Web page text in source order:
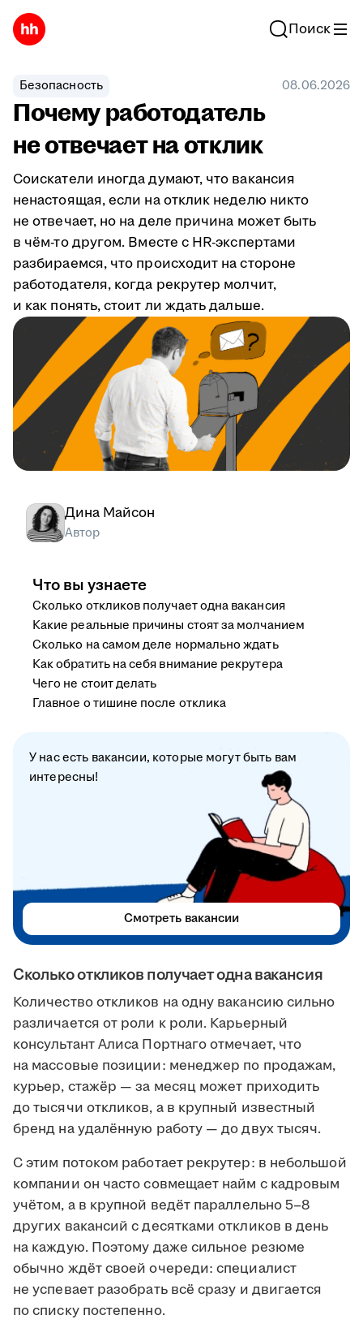
Поиск
Безопасность 08.06.2026
Почему работодатель
не отвечает на отклик
Соискатели иногда думают, что вакансия
ненастоящая, если на отклик неделю никто
не отвечает, но на деле причина может быть
в чём-то другом. Вместе с HR-экспертами
разбираемся, что происходит на стороне
работодателя, когда рекрутер молчит,
и как понять, стоит ли ждать дальше.
Сколько откликов получает одна вакансия
Количество откликов на одну вакансию сильно
различается от роли к роли. Карьерный
консультант Алиса Портнаго отмечает, что
на массовые позиции: менеджер по продажам,
курьер, стажёр — за месяц может приходить
до тысячи откликов, а в крупный известный
бренд на удалённую работу — до двух тысяч.
С этим потоком работает рекрутер: в небольшой
компании он часто совмещает найм с кадровым
учётом, а в крупной ведёт параллельно 5–8
других вакансий с десятками откликов в день
на каждую. Поэтому даже сильное резюме
обычно ждёт своей очереди: специалист
не успевает разобрать всё сразу и двигается
по списку постепенно.
Дина Майсон
Автор
Что вы узнаете
Сколько откликов получает одна вакансия
Какие реальные причины стоят за молчанием
Сколько на самом деле нормально ждать
Как обратить на себя внимание рекрутера
Чего не стоит делать
Главное о тишине после отклика
У нас есть вакансии, которые могут быть вам
интересны!
Смотреть вакансии